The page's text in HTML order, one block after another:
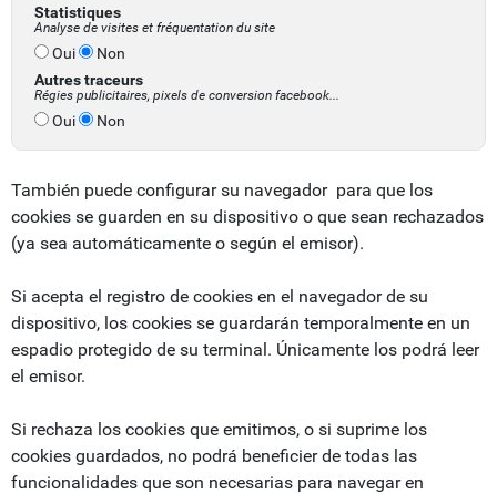
Statistiques
Analyse de visites et fréquentation du site
Oui
Non
Autres traceurs
Régies publicitaires, pixels de conversion facebook...
Oui Non
También puede configurar su navegador para que los
cookies se guarden en su dispositivo o que sean rechazados
(ya sea automáticamente o según el emisor).
Si acepta el registro de cookies en el navegador de su
dispositivo, los cookies se guardarán temporalmente en un
espadio protegido de su terminal. Únicamente los podrá leer
el emisor.
Si rechaza los cookies que emitimos, o si suprime los
cookies guardados, no podrá beneficier de todas las
funcionalidades que son necesarias para navegar en